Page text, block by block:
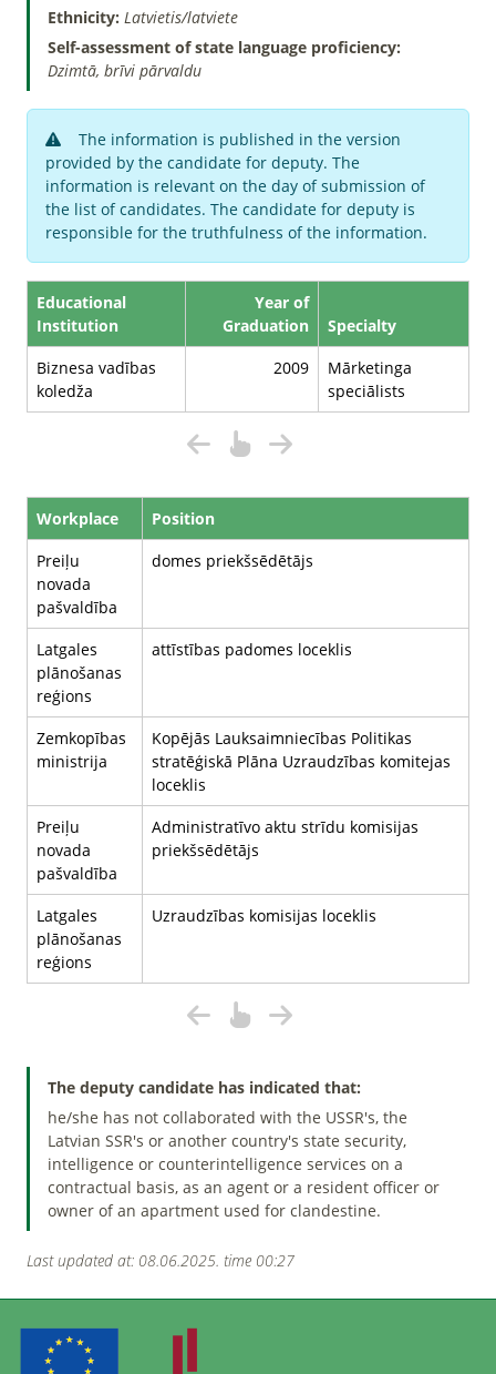
Ethnicity: Latvietis/latviete
Self-assessment of state language proficiency:
Dzimtā, brīvi pārvaldu
The information is published in the version
provided by the candidate for deputy. The
information is relevant on the day of submission of
the list of candidates. The candidate for deputy is
responsible for the truthfulness of the information.
Educational
Institution
Year of
Graduation
Specialty
Biznesa vadības
koledža
2009
Mārketinga
speciālists
Workplace
Position
Preiļu
novada
pašvaldība
domes priekšsēdētājs
Latgales
plānošanas
reģions
attīstības padomes loceklis
Zemkopības
ministrija
Kopējās Lauksaimniecības Politikas
stratēģiskā Plāna Uzraudzības komitejas
loceklis
Preiļu
novada
pašvaldība
Administratīvo aktu strīdu komisijas
priekšsēdētājs
Latgales
plānošanas
reģions
Uzraudzības komisijas loceklis
The deputy candidate has indicated that:
he/she has not collaborated with the USSR's, the
Latvian SSR's or another country's state security,
intelligence or counterintelligence services on a
contractual basis, as an agent or a resident officer or
owner of an apartment used for clandestine.
Last updated at: 08.06.2025. time 00:27